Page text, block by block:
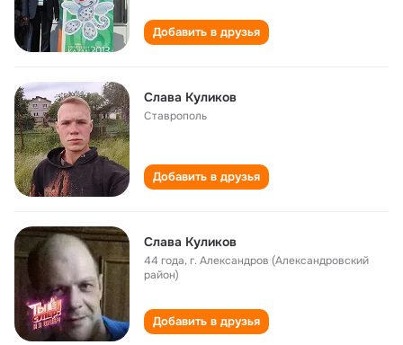
Добавить в друзья
Слава Куликов
Ставрополь
Добавить в друзья
Слава Куликов
44 года,г. Александров (Александровский
район)
Добавить в друзья